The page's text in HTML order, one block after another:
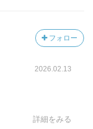
フォロー
2026.02.13
詳細をみる